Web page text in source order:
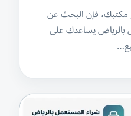
مكتبك، فإن البحث عن
بالرياض يساعدك على